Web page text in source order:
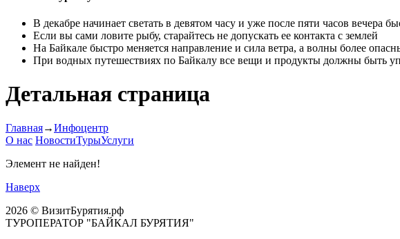
В декабре начинает светать в девятом часу и уже после пяти часов
Если вы сами ловите рыбу, старайтесь не допускать ее контакта с землей
На Байкале быстро меняется направление и сила ветра, а волны более
При водных путешествиях по Байкалу все вещи и продукты должны быть
Детальная страница
Главная→Инфоцентр
О нас НовостиТурыУслуги
Элемент не найден!
Наверх
2026 © ВизитБурятия.рф
ТУРОПЕРАТОР "БАЙКАЛ БУРЯТИЯ"